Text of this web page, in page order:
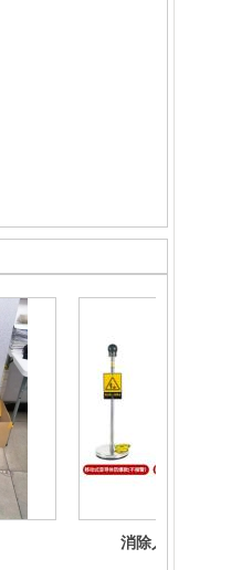
消除人体静电释放